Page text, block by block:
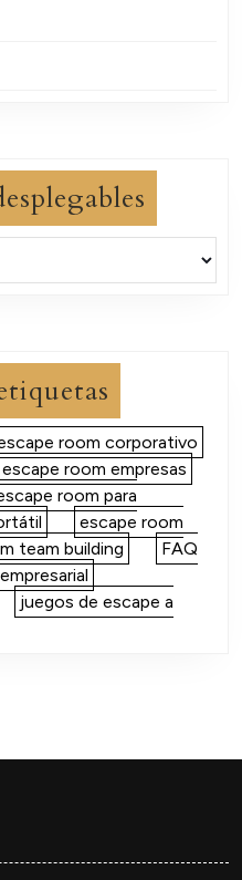
room corporativo
escape room empresas
room para
escape room
team building
FAQ
juegos de escape a